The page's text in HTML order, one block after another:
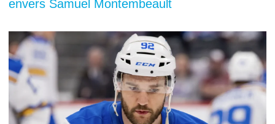
envers Samuel Montembeault